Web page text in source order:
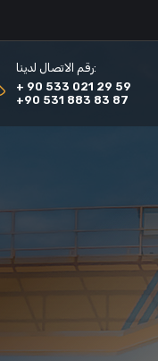
رقم الاتصال لدينا:
+ 90 533 021 29 59
+90 531 883 83 87